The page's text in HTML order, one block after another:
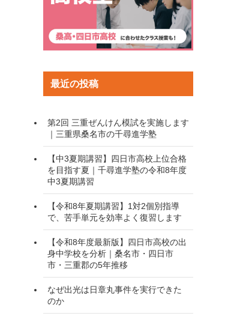
最近の投稿
第2回 三重ぜんけん模試を実施します
｜三重県桑名市の千尋進学塾
【中3夏期講習】四日市高校上位合格
を目指す夏｜千尋進学塾の令和8年度
中3夏期講習
【令和8年夏期講習】1対2個別指導
で、苦手単元を効率よく復習します
【令和8年度最新版】四日市高校の出
身中学校を分析｜桑名市・四日市
市・三重郡の5年推移
なぜ出光は日章丸事件を実行できた
のか